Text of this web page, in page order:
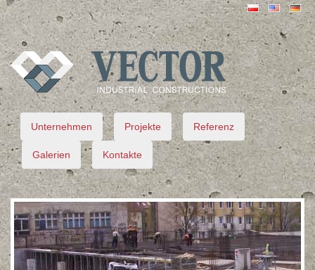
VECTOR
Unternehmen Projekte Referenz
Galerien Kontakte